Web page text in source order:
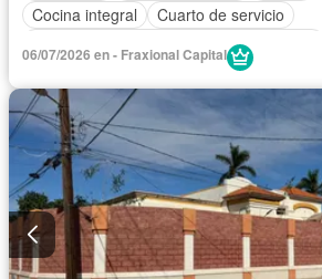
Cocina integral
Cuarto de servicio
Acceso para personas con discapacidad
Aire acondicionado
Despacho
Recámara con closet
06/07/2026 en - Fraxional Capital